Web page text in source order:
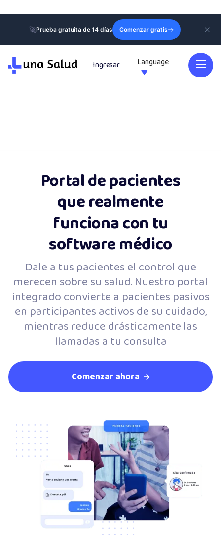
🚀Prueba gratuita de 14 días Comenzar gratis
Ingresar Language

Portal de pacientes
que realmente
funciona con tu
software médico
Dale a tus pacientes el control que
merecen sobre su salud. Nuestro portal
integrado convierte a pacientes pasivos
en participantes activos de su cuidado,
mientras reduce drásticamente las
llamadas a tu consulta
Comenzar ahora 